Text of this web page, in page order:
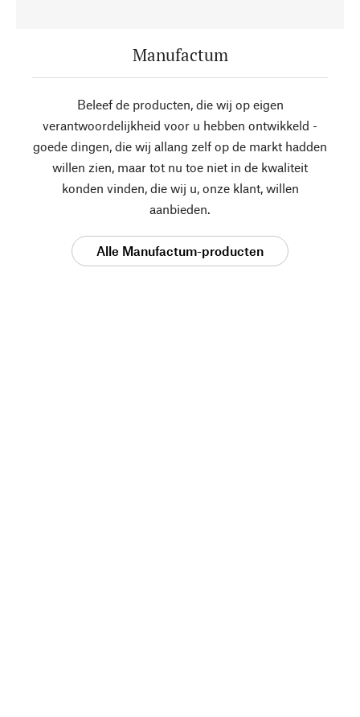
Manufactum
Beleef de producten, die wij op eigen
verantwoordelijkheid voor u hebben ontwikkeld -
goede dingen, die wij allang zelf op de markt hadden
willen zien, maar tot nu toe niet in de kwaliteit
konden vinden, die wij u, onze klant, willen
aanbieden.
Alle Manufactum-producten